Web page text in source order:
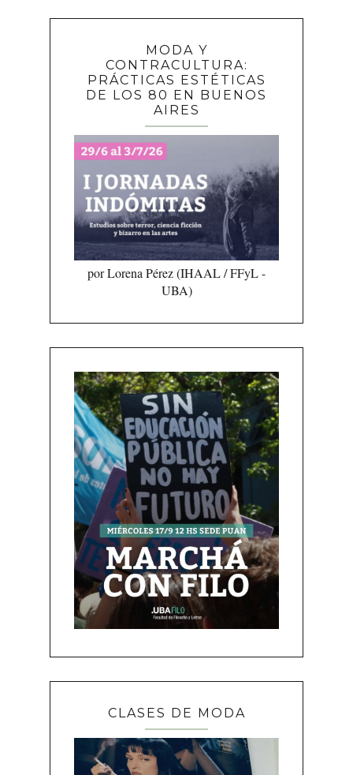
MODA Y
CONTRACULTURA:
PRÁCTICAS ESTÉTICAS
DE LOS 80 EN BUENOS
AIRES
por Lorena Pérez (IHAAL / FFyL -
UBA)
CLASES DE MODA